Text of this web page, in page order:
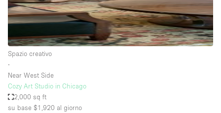
Spazio creativo
∙
Near West Side
Cozy Art Studio in Chicago
2,000 sq ft
su base $1,920 al giorno